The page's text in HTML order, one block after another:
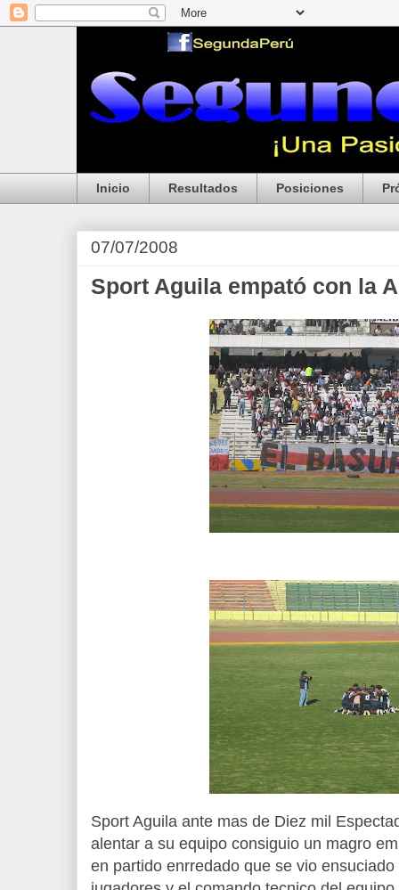
Inicio Resultados Posiciones
07/07/2008
Sport Aguila empató con la
Sport Aguila ante mas de Diez mil
alentar a su equipo consiguio un magro
en partido enrredado que se vio